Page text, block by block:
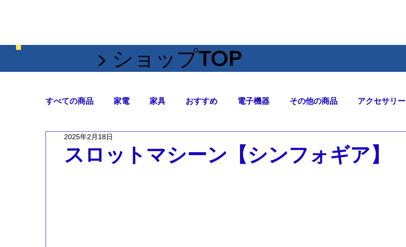
すべての商品 家電 家具 おすすめ 電子機器 その他の商品 アクセサリー
キャンペーン
スロットマシーン【シンフォギア】
2025年2月18日
▶︎ ショップTOP